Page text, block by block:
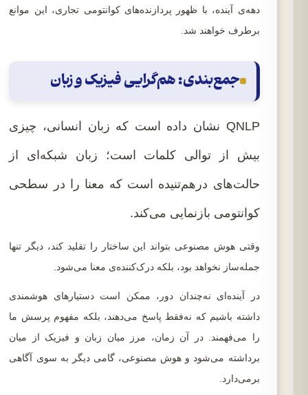
دهه‌ی آینده، با ظهور پردازنده‌های کوانتومی تجاری، این موانع
برطرف خواهند شد.
جمع‌بندی: هم‌گرایی فیزیک و زبان
QNLP نشان داده است که زبان انسانی، چیزی
بیش از توالی کلمات است؛ زبان شبکه‌ای از
حالت‌های درهم‌تنیده است که معنا را در سطحی
کوانتومی بازنمایی می‌کند.
وقتی هوش مصنوعی بتواند این ساختار را تقلید کند، دیگر تنها
جمله‌ساز نخواهد بود، بلکه درک‌کننده‌ی معنا می‌شود.
در آینده‌ای نه‌چندان دور، ممکن است دستیارهای هوشمندی
داشته باشیم که نه‌فقط پاسخ می‌دهند، بلکه مفهوم پرسش ما
را می‌فهمند. در آن زمان، مرز میان زبان و فیزیک از میان
برداشته می‌شود و هوش مصنوعی، گامی دیگر به سوی آگاهی
برمی‌دارد.